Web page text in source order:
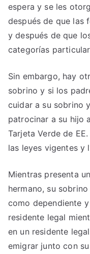
espera y se les
después de que las
y después de que
categorías
Sin embargo, hay
sobrino y si los
cuidar a su sobrino
patrocinar a su hijo
Tarjeta Verde de
las leyes vigentes y
Mientras presenta
hermano, su
como dependiente
residente legal
en un residente
emigrar junto con